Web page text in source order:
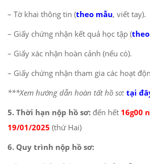
– Tờ khai thông tin (theo mẫu, viết tay).
– Giấy chứng nhận kết quả học tập (
– Giấy xác nhận hoàn cảnh (nếu có).
– Giấy chứng nhận tham gia các hoạt
***Xem hướng dẫn hoàn tất hồ sơ: tại
5. Thời hạn nộp hồ sơ: đến hết 16g00
19/01/2025 (thứ Hai)
6. Quy trình nộp hồ sơ: